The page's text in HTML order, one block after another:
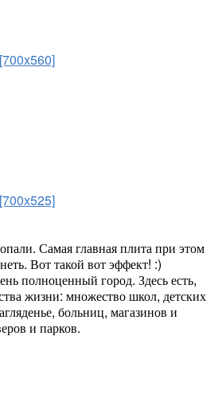
[700x560]
[700x525]
Самая главная плита при этом
Вот такой вот эффект! :)
полноценный город. Здесь есть,
жизни: множество школ, детских
больниц, магазинов и
и парков.